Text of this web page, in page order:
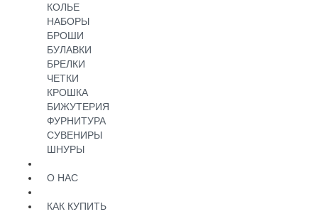
КОЛЬЕ
НАБОРЫ
БРОШИ
БУЛАВКИ
БРЕЛКИ
ЧЕТКИ
КРОШКА
БИЖУТЕРИЯ
ФУРНИТУРА
СУВЕНИРЫ
ШНУРЫ
О НАС
КАК КУПИТЬ